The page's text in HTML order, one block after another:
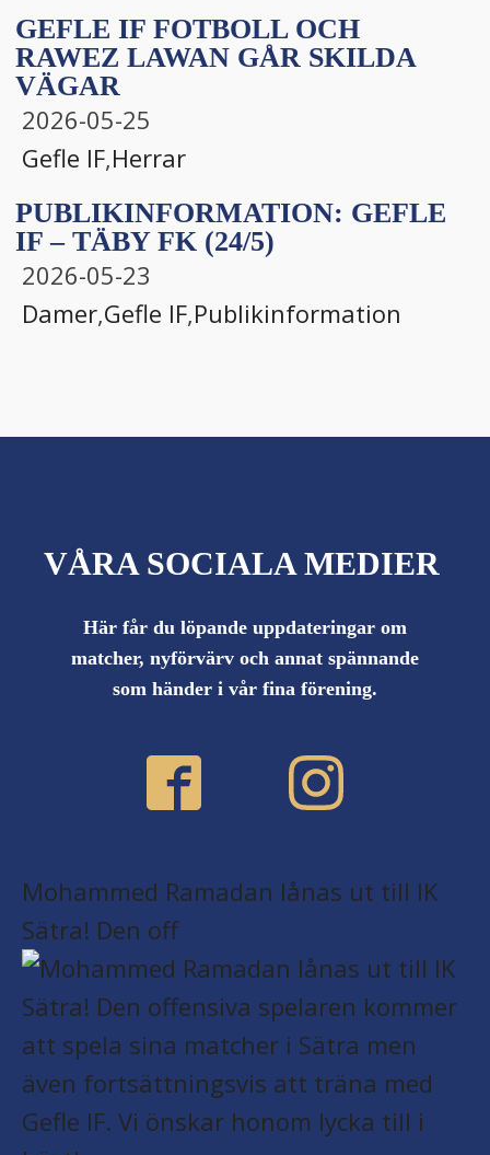
GEFLE IF FOTBOLL OCH
RAWEZ LAWAN GÅR SKILDA
VÄGAR
2026-05-25
Gefle IF,Herrar
PUBLIKINFORMATION: GEFLE
IF – TÄBY FK (24/5)
2026-05-23
Damer,Gefle IF,Publikinformation
VÅRA SOCIALA MEDIER
Här får du löpande uppdateringar om
matcher, nyförvärv och annat spännande
som händer i vår fina förening.
Mohammed Ramadan lånas ut till IK
Sätra! Den off